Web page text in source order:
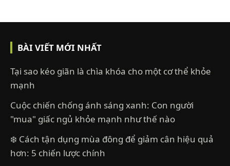
BÀI VIẾT MỚI NHẤT
Tại sao kéo giãn là chìa khóa cho một cơ thể khỏe
mạnh
Cuộc chiến chống ánh sáng xanh: Con người
"mua" giấc ngủ khỏe mạnh như thế nào
❄️ Cách tận dụng mùa đông để giảm cân hiệu quả
hơn: 5 chiến lược chính